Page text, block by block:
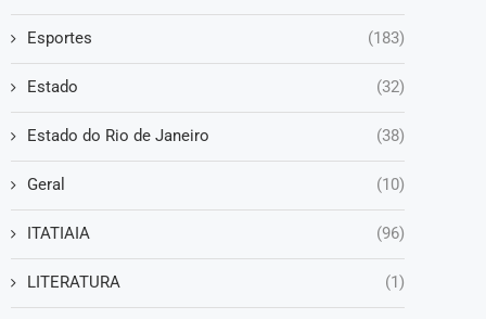
Esportes (183)
Estado (32)
Estado do Rio de Janeiro (38)
Geral (10)
ITATIAIA (96)
LITERATURA (1)